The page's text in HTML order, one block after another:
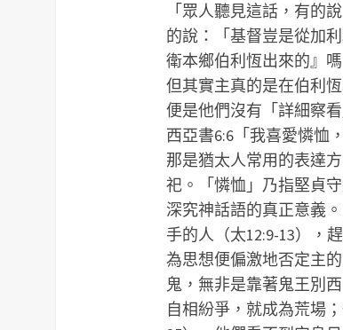
「眾人聽見這話，有的
的說：「基督豈是從加
衛本鄉伯利恆出來的』嗎
但其實主真的是在伯利
便是他們沒有「詳細察
西亞書6:6「我喜愛憐恤
那是猶太人常用的表達
祀。「憐恤」乃指堅貞
深究神話語的真正意義
手的人（太12:9-13），
為思想便偏激地否定主
鬼，無非是靠著鬼王別
自相紛爭，就成為荒場